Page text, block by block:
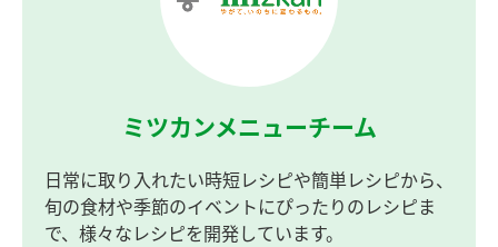
ミツカンメニューチーム
日常に取り入れたい時短レシピや簡単レシピから、
旬の食材や季節のイベントにぴったりのレシピま
で、様々なレシピを開発しています。